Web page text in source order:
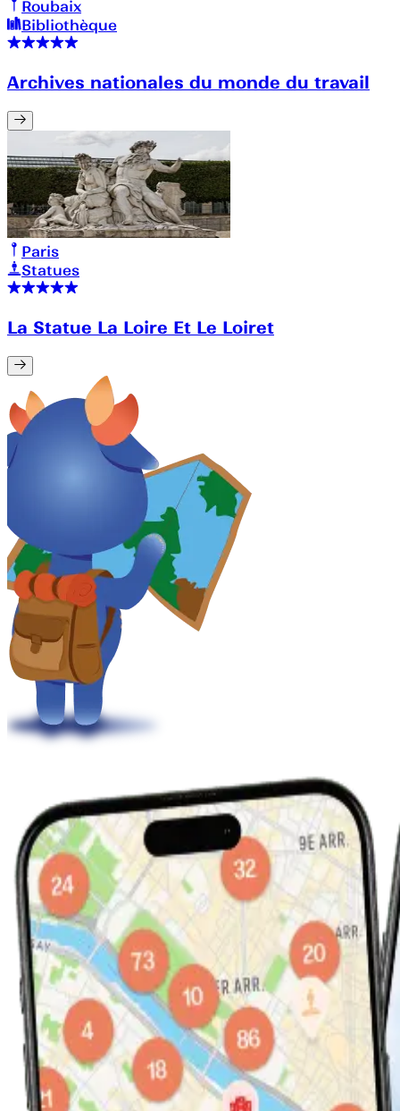
Roubaix
Bibliothèque
Archives nationales du monde du travail
Paris
Statues
La Statue La Loire Et Le Loiret